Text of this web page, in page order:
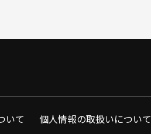
いて 個人情報の取扱いについて